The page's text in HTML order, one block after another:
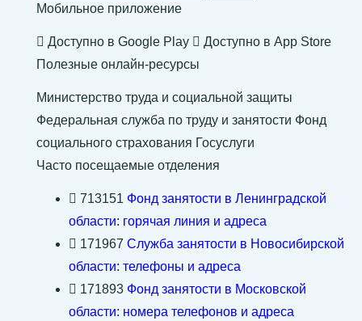
Мобильное приложение
Доступно в Google Play Доступно в App Store
Полезные онлайн-ресурсы
Министерство труда и социальной защиты
Федеральная служба по труду и занятости Фонд
социального страхования Госуслуги
Часто посещаемые отделения
713151 Фонд занятости в Ленинградской
области: горячая линия и адреса
171967 Служба занятости в Новосибирской
области: телефоны и адреса
171893 Фонд занятости в Московской
области: номера телефонов и адреса